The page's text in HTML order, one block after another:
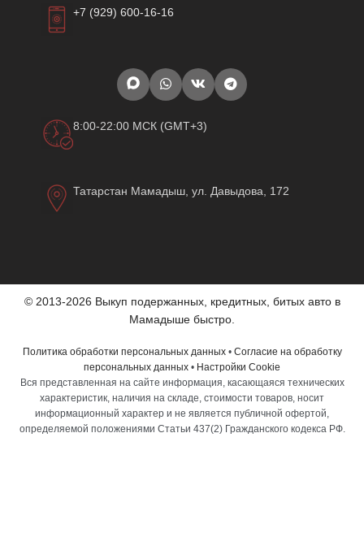
+7 (929) 600-16-16
8:00-22:00 МСК (GMT+3)
Татарстан Мамадыш, ул. Давыдова, 172
© 2013-2026 Выкуп подержанных, кредитных, битых авто в
Мамадыше быстро.
Политика обработки персональных данных• Согласие на обработку
персональных данных • Настройки Cookie
Вся представленная на сайте информация, касающаяся технических
характеристик, наличия на складе, стоимости товаров, носит
информационный характер и не является публичной офертой,
определяемой положениями Статьи 437(2) Гражданского кодекса РФ.